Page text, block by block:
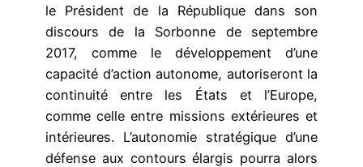
le Président de la République dans son
discours de la Sorbonne de septembre
2017, comme le développement d’une
capacité d’action autonome, autoriseront la
continuité entre les États et l’Europe,
comme celle entre missions extérieures et
intérieures. L’autonomie stratégique d’une
défense aux contours élargis pourra alors